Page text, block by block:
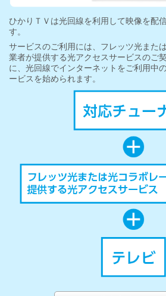
ひかりＴＶは光回線を利用して映像を配
す。
サービスのご利用には、フレッツ光また
業者が提供する光アクセスサービスのご
に、光回線でインターネットをご利用中
ービスを始められます。